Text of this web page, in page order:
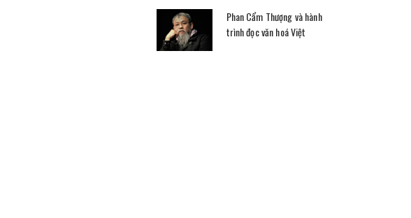
Phan Cẩm Thượng và hành
trình đọc văn hoá Việt